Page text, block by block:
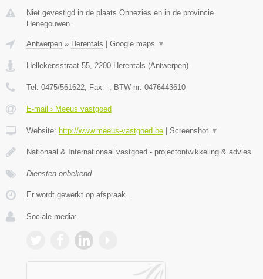
Niet gevestigd in de plaats Onnezies en in de provincie
Henegouwen.
Antwerpen » Herentals Google maps ▼
Hellekensstraat 55, 2200 Herentals (Antwerpen)
Tel: 0475/561622, Fax: -, BTW-nr: 0476443610
E-mail › Meeus vastgoed
Website: http://www.meeus-vastgoed.be Screenshot ▼
Nationaal & Internationaal vastgoed - projectontwikkeling & advies
Diensten onbekend
Er wordt gewerkt op afspraak.
Sociale media: